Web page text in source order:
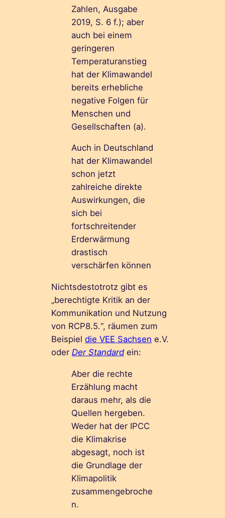
Zahlen, Ausgabe
2019, S. 6 f.); aber
auch bei einem
geringeren
Temperaturanstieg
hat der Klimawandel
bereits erhebliche
negative Folgen für
Menschen und
Gesellschaften (a).
Auch in Deutschland
hat der Klimawandel
schon jetzt
zahlreiche direkte
Auswirkungen, die
sich bei
fortschreitender
Erderwärmung
drastisch
verschärfen können
Nichtsdestotrotz gibt es
„berechtigte Kritik an der
Kommunikation und Nutzung
von RCP8.5.“, räumen zum
Beispieldie VEE Sachsen e.V.
oderDer Standardein:
Aber die rechte
Erzählung macht
daraus mehr, als die
Quellen hergeben.
Weder hat der IPCC
die Klimakrise
abgesagt, noch ist
die Grundlage der
Klimapolitik
zusammengebroche
n.